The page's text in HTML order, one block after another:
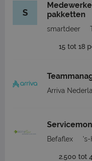
S
pakketten
smartdeer
15 tot 18
Arriva
Befaflex 's-
2.500 tot